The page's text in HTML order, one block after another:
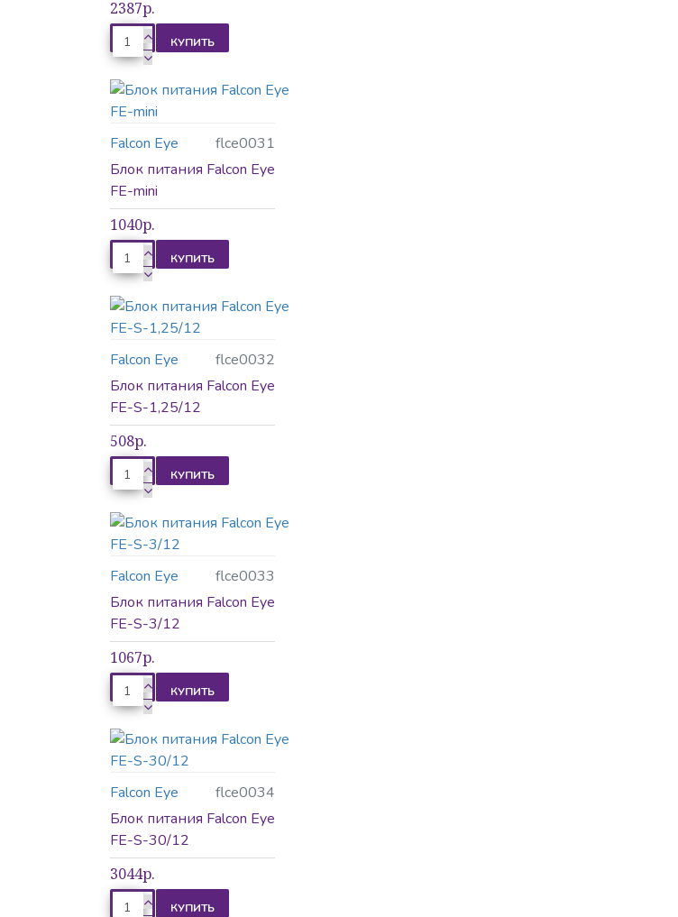
Видеодомофоны
Видеонаблюдение
Вызывные панели
Домофония Замки
Источники питания Кнопки
Комплектующие
Комплектующие
Комплекты
видеодомофонов
Контроль доступа
Сетевое оборудование
Средства связи
2387р.
КУПИТЬ
Falcon Eye
flce0031
Блок питания Falcon Eye
FE-mini
1040р.
КУПИТЬ
Falcon Eye
flce0032
Блок питания Falcon Eye
FE-S-1,25/12
508р.
КУПИТЬ
Falcon Eye
flce0033
Блок питания Falcon Eye
FE-S-3/12
1067р.
КУПИТЬ
Falcon Eye
flce0034
Блок питания Falcon Eye
FE-S-30/12
3044р.
КУПИТЬ